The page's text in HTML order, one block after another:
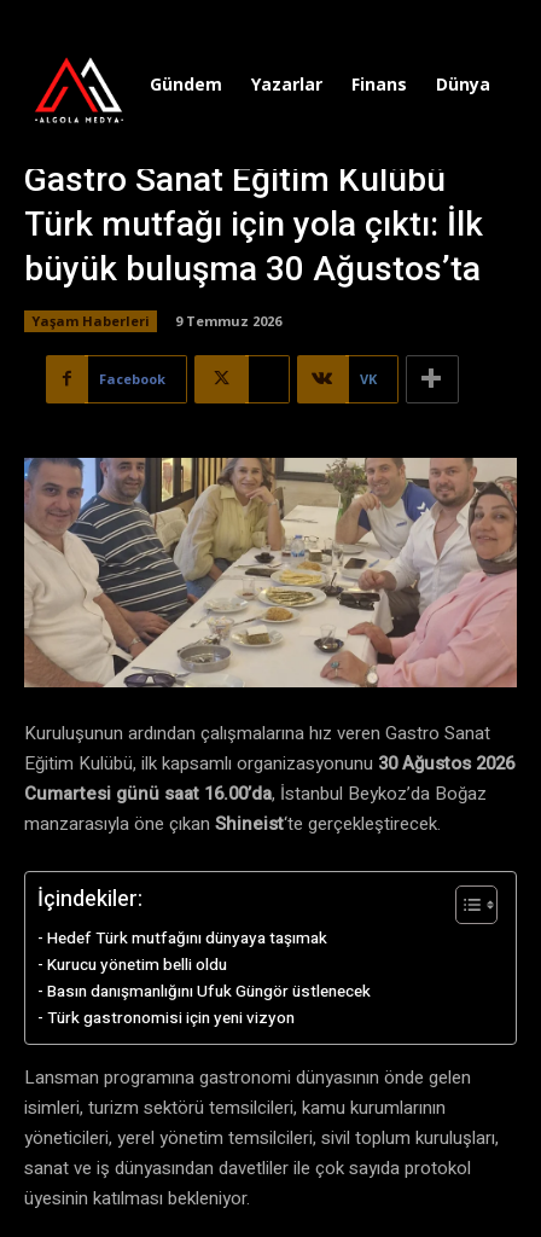
Gündem Yazarlar Finans Dünya
Gastro Sanat Eğitim Kulübü
Türk mutfağı için yola çıktı: İlk
büyük buluşma 30 Ağustos’ta
Yaşam Haberleri 9 Temmuz 2026
Facebook VK
Kuruluşunun ardından çalışmalarına hız veren Gastro Sanat
Eğitim Kulübü, ilk kapsamlı organizasyonunu 30 Ağustos 2026
Cumartesi günü saat 16.00’da, İstanbul Beykoz’da Boğaz
manzarasıyla öne çıkan Shineist‘te gerçekleştirecek.
İçindekiler:
Hedef Türk mutfağını dünyaya taşımak
Kurucu yönetim belli oldu
Basın danışmanlığını Ufuk Güngör üstlenecek
Türk gastronomisi için yeni vizyon
Lansman programına gastronomi dünyasının önde gelen
isimleri, turizm sektörü temsilcileri, kamu kurumlarının
yöneticileri, yerel yönetim temsilcileri, sivil toplum kuruluşları,
sanat ve iş dünyasından davetliler ile çok sayıda protokol
üyesinin katılması bekleniyor.